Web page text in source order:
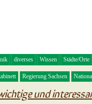
diverses Wissen Städte/Orte
Regierung Sachsen
und